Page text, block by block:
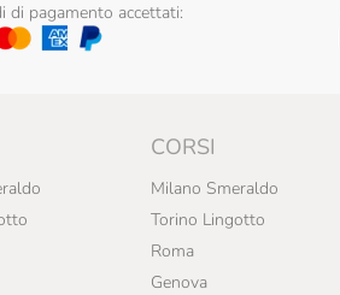
di pagamento accettati:
CORSI
Milano Smeraldo
Torino Lingotto
Roma
Genova